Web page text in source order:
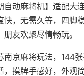
自动麻将机】适配
快，无需久等，四脚
友欢聚尽情畅玩。
南京麻将玩法，144
，摸牌手感好，外观